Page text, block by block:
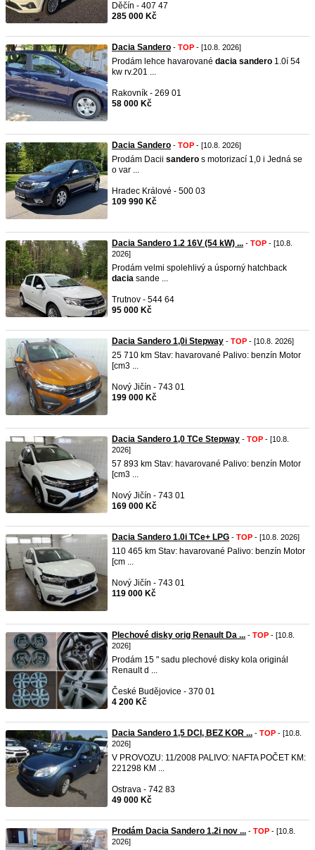
Děčín - 407 47
285 000 Kč
Dacia Sandero - TOP - [10.8. 2026]
Prodám lehce havarované dacia sandero 1.0í 54
kw rv.201 ...
Rakovník - 269 01
58 000 Kč
Dacia Sandero - TOP - [10.8. 2026]
Prodám Dacii sandero s motorizací 1,0 i Jedná se
o var ...
Hradec Králové - 500 03
109 990 Kč
Dacia Sandero 1.2 16V (54 kW) ... - TOP - [10.8.
2026]
Prodám velmi spolehlivý a úsporný hatchback
dacia sande ...
Trutnov - 544 64
95 000 Kč
Dacia Sandero 1,0i Stepway - TOP - [10.8. 2026]
25 710 km Stav: havarované Palivo: benzín Motor
[cm3 ...
Nový Jičín - 743 01
199 000 Kč
Dacia Sandero 1,0 TCe Stepway - TOP - [10.8.
2026]
57 893 km Stav: havarované Palivo: benzín Motor
[cm3 ...
Nový Jičín - 743 01
169 000 Kč
Dacia Sandero 1.0i TCe+ LPG - TOP - [10.8. 2026]
110 465 km Stav: havarované Palivo: benzín Motor
[cm ...
Nový Jičín - 743 01
119 000 Kč
Plechové disky orig Renault Da ... - TOP - [10.8.
2026]
Prodám 15 " sadu plechové disky kola originál
Renault d ...
České Budějovice - 370 01
4 200 Kč
Dacia Sandero 1,5 DCI, BEZ KOR ... - TOP - [10.8.
2026]
V PROVOZU: 11/2008 PALIVO: NAFTA POČET KM:
221298 KM ...
Ostrava - 742 83
49 000 Kč
Prodám Dacia Sandero 1.2i nov ... - TOP - [10.8.
2026]